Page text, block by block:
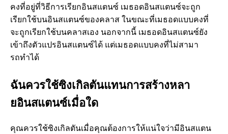
คงที่อยู่ที่วิธีการเรียกอินสแตนซ์ เมธอดอินสแตนซ์จะถูก
เรียกใช้บนอินสแตนซ์ของคลาส ในขณะที่เมธอดแบบคงที่
จะถูกเรียกใช้บนคลาสเอง นอกจากนี้ เมธอดอินสแตนซ์ยัง
เข้าถึงตัวแปรอินสแตนซ์ได้ แต่เมธอดแบบคงที่ไม่สามา
รถทําได้
ฉันควรใช้ซิงเกิลตันแทนการสร้างหลา
ยอินสแตนซ์เมื่อใด
คุณควรใช้ซิงเกิลตันเมื่อคุณต้องการให้แน่ใจว่ามีอินสแตน